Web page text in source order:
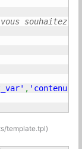
souhaitez
, 'contenu
template.tpl)